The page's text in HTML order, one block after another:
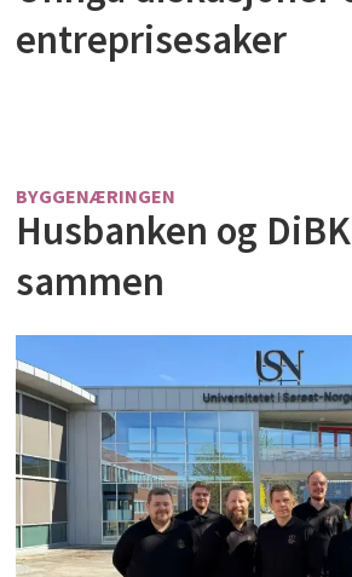
entreprisesaker
BYGGENÆRINGEN
Husbanken og
sammen